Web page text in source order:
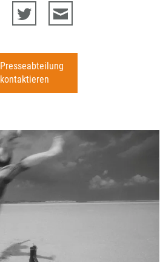
Presseabteilung
kontaktieren